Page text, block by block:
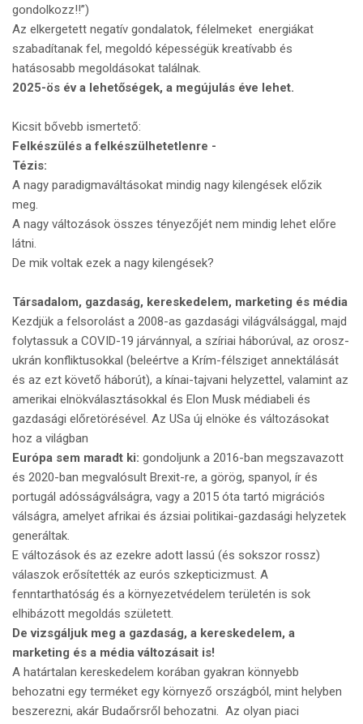
gondolkozz!!”)
Az elkergetett negatív gondalatok, félelmeket energiákat
szabadítanak fel, megoldó képességük kreatívabb és
hatásosabb megoldásokat találnak.
2025-ös év a lehetőségek, a megújulás éve lehet.
Kicsit bővebb ismertető:
Felkészülés a felkészülhetetlenre -
Tézis:
A nagy paradigmaváltásokat mindig nagy kilengések előzik
meg.
A nagy változások összes tényezőjét nem mindig lehet előre
látni.
De mik voltak ezek a nagy kilengések?
Társadalom, gazdaság, kereskedelem, marketing és média
Kezdjük a felsorolást a 2008-as gazdasági világválsággal, majd
folytassuk a COVID-19 járvánnyal, a szíriai háborúval, az orosz-
ukrán konfliktusokkal (beleértve a Krím-félsziget annektálását
és az ezt követő háborút), a kínai-tajvani helyzettel, valamint az
amerikai elnökválasztásokkal és Elon Musk médiabeli és
gazdasági előretörésével. Az USa új elnöke és változásokat
hoz a világban
Európa sem maradt ki: gondoljunk a 2016-ban megszavazott
és 2020-ban megvalósult Brexit-re, a görög, spanyol, ír és
portugál adósságválságra, vagy a 2015 óta tartó migrációs
válságra, amelyet afrikai és ázsiai politikai-gazdasági helyzetek
generáltak.
E változások és az ezekre adott lassú (és sokszor rossz)
válaszok erősítették az eurós szkepticizmust. A
fenntarthatóság és a környezetvédelem területén is sok
elhibázott megoldás született.
De vizsgáljuk meg a gazdaság, a kereskedelem, a
marketing és a média változásait is!
A határtalan kereskedelem korában gyakran könnyebb
behozatni egy terméket egy környező országból, mint helyben
beszerezni, akár Budaőrsről behozatni. Az olyan piaci